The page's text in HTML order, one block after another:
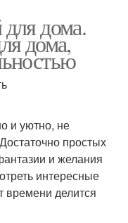
дома.
дома,
и уютно, не
простых
и желания
интересные
времени делится